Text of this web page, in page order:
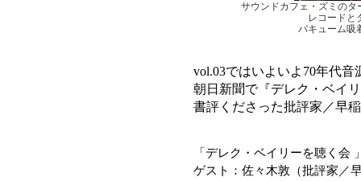
サウンドカフェ・ズミのタ
レコードと
バキューム吸
vol.03ではいよいよ70年代
朝日新聞で『デレク・ベイ
書評くださった批評家／早
「デレク・ベイリーを聴く会
ゲスト：佐々木敦（批評家／